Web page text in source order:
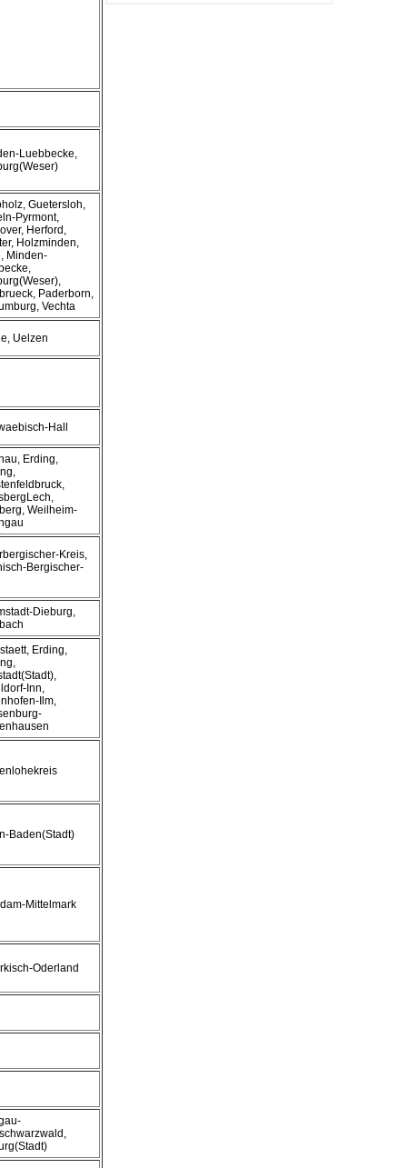
Luebbecke,
Guetersloh,
Pyrmont,
Herford,
Holzminden,
Minden-
Paderborn,
Vechta
Uelzen
Hall
Erding,
Weilheim-
Kreis,
Bergischer-
Dieburg,
Erding,
Inn,
Ilm,
Baden(Stadt)
Mittelmark
Oderland